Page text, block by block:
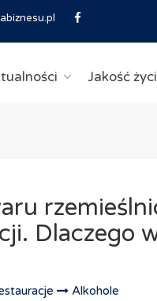
Jakość
Dlaczego
Alkohole